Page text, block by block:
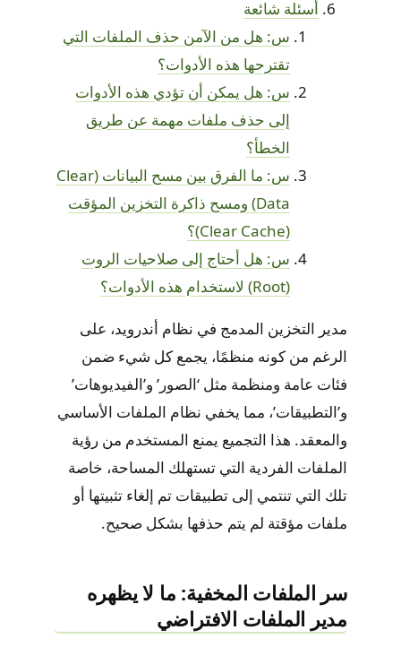
أسئلة شائعة
س: هل من الآمن حذف الملفات التي
تقترحها هذه الأدوات؟
س: هل يمكن أن تؤدي هذه الأدوات
إلى حذف ملفات مهمة عن طريق
الخطأ؟
س: ما الفرق بين مسح البيانات (Clear
Data) ومسح ذاكرة التخزين المؤقت
(Clear Cache)؟
س: هل أحتاج إلى صلاحيات الروت
(Root) لاستخدام هذه الأدوات؟
مدير التخزين المدمج في نظام أندرويد، على
الرغم من كونه منظمًا، يجمع كل شيء ضمن
فئات عامة ومنظمة مثل ‘الصور’ و’الفيديوهات’
و’التطبيقات’، مما يخفي نظام الملفات الأساسي
والمعقد. هذا التجميع يمنع المستخدم من رؤية
الملفات الفردية التي تستهلك المساحة، خاصة
تلك التي تنتمي إلى تطبيقات تم إلغاء تثبيتها أو
ملفات مؤقتة لم يتم حذفها بشكل صحيح.
سر الملفات المخفية: ما لا يظهره
مدير الملفات الافتراضي